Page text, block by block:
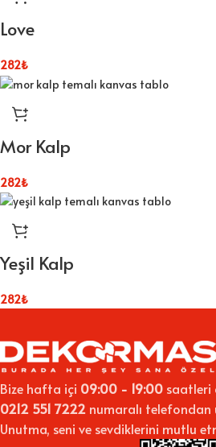
Love
282₺
Mor Kalp
282₺
Yeşil Kalp
282₺
Bize hafta içi 09:00 - 19:00 saatleri
0212 551 7222 numaralı telefondan
Unutma, seni ve sevdiklerini mutlu